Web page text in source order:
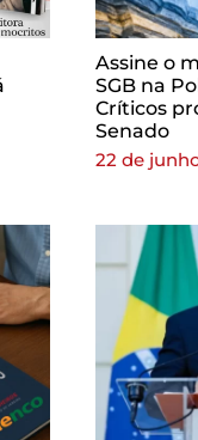
Assine o
SGB na
Críticos
Senado
22 de